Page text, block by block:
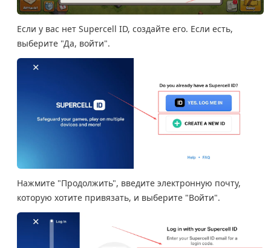
Если у вас нет Supercell ID, создайте его. Если есть,
выберите "Да, войти".
Нажмите "Продолжить", введите электронную почту,
которую хотите привязать, и выберите "Войти".